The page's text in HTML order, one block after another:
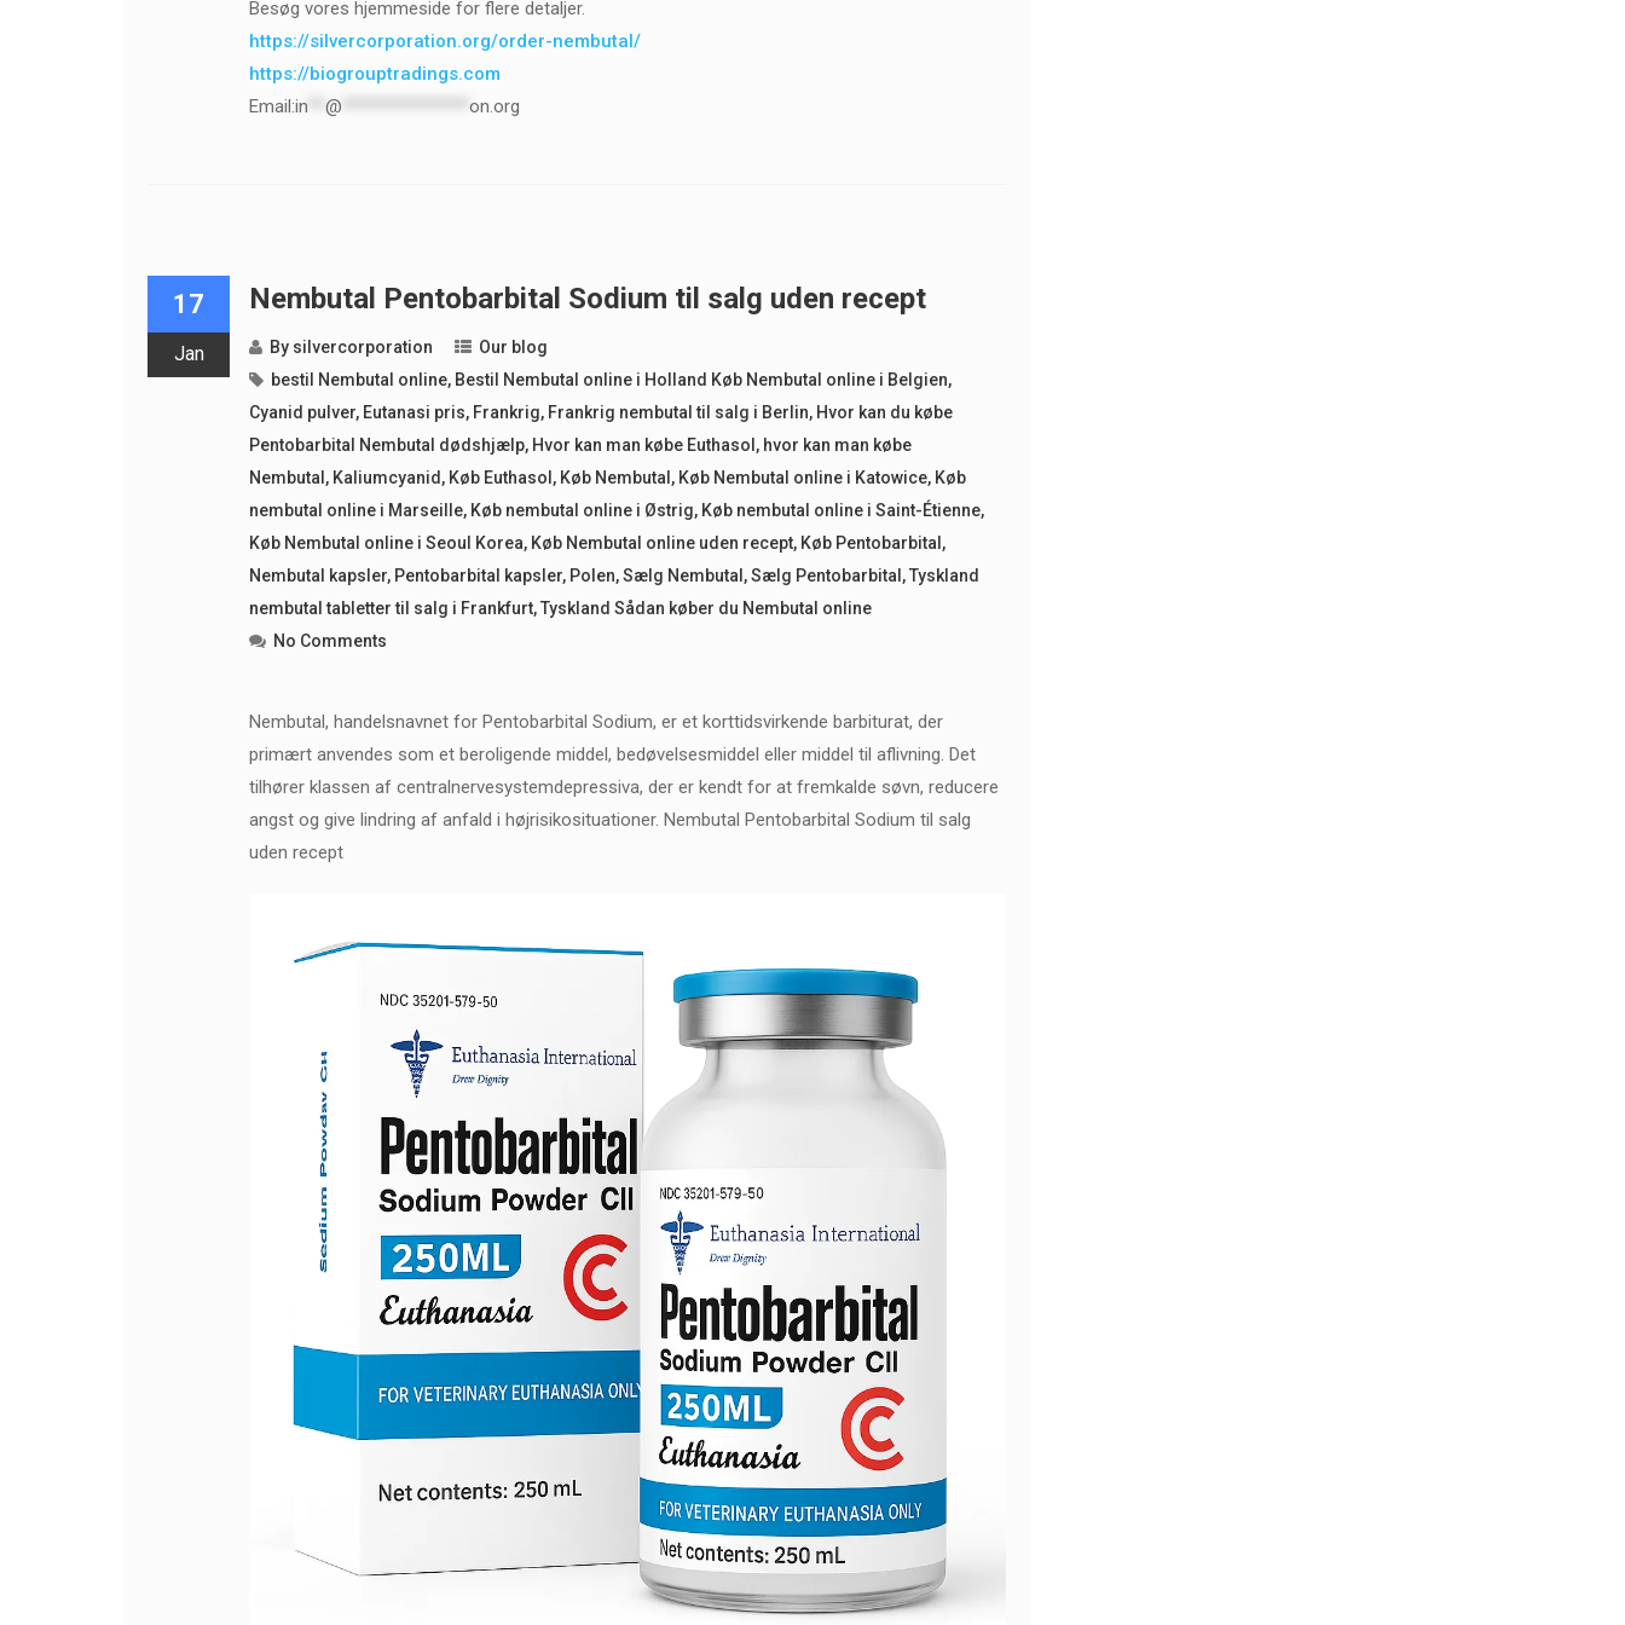
Besøg vores hjemmeside for flere detaljer.
https://silvercorporation.org/order-nembutal/
https://biogrouptradings.com
Email:in **@ ***************on.org
17
Jan
Nembutal Pentobarbital Sodium til salg uden recept
By silvercorporation
Our blog
bestil Nembutal online, Bestil Nembutal online i Holland Køb Nembutal online i Belgien,
Cyanid pulver, Eutanasi pris, Frankrig, Frankrig nembutal til salg i Berlin, Hvor kan du købe
Pentobarbital Nembutal dødshjælp, Hvor kan man købe Euthasol , hvor kan man købe
Nembutal , Kaliumcyanid , Køb Euthasol , Køb Nembutal , Køb Nembutal online i Katowice, Køb
nembutal online i Marseille, Køb nembutal online i Østrig, Køb nembutal online i Saint-Étienne,
Køb Nembutal online i Seoul Korea, Køb Nembutal online uden recept, Køb Pentobarbital ,
Nembutal kapsler, Pentobarbital kapsler, Polen,Sælg Nembutal ,Sælg Pentobarbital ,Tyskland
nembutal tabletter til salg i Frankfurt,Tyskland Sådan køber du Nembutal online
No Comments
Nembutal, handelsnavnet for Pentobarbital Sodium, er et korttidsvirkende barbiturat, der
primært anvendes som et beroligende middel, bedøvelsesmiddel eller middel til aflivning. Det
tilhører klassen af ​​centralnervesystemdepressiva, der er kendt for at fremkalde søvn, reducere
angst og give lindring af anfald i højrisikosituationer. Nembutal Pentobarbital Sodium til salg
uden recept